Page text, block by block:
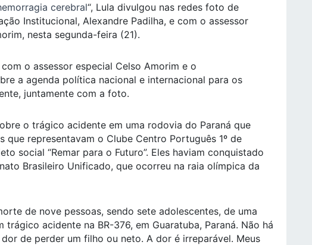
cerebral“, Lula divulgou nas redes foto de
Institucional, Alexandre Padilha, e com o assessor
nesta segunda-feira (21).
o assessor especial Celso Amorim e o
a agenda política nacional e internacional para os
juntamente com a foto.
o trágico acidente em uma rodovia do Paraná que
representavam o Clube Centro Português 1º de
social “Remar para o Futuro”. Eles haviam conquistado
Brasileiro Unificado, que ocorreu na raia olímpica da
de nove pessoas, sendo sete adolescentes, de uma
trágico acidente na BR-376, em Guaratuba, Paraná. Não há
de perder um filho ou neto. A dor é irreparável. Meus